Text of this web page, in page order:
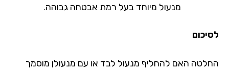
מנעול מיוחד בעל רמת אבטחה גבוהה.
האם להחליף מנעול לבד או עם מנעולן מוסמך